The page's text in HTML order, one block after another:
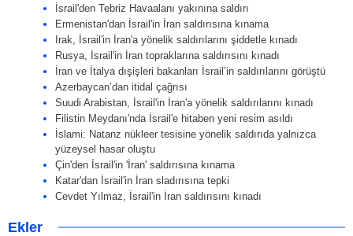
İsrail'den Tebriz Havaalanı yakınına saldırı
Ermenistan'dan İsrail'in İran saldırısına kınama
Irak, İsrail'in İran'a yönelik saldırılarını şiddetle kınadı
Rusya, İsrail'in İran topraklarına saldırısını kınadı
İran ve İtalya dışişleri bakanları İsrail’in saldırılarını görüştü
Azerbaycan’dan itidal çağrısı
Suudi Arabistan, İsrail'in İran'a yönelik saldırılarını kınadı
Filistin Meydanı'nda İsrail'e hitaben yeni resim asıldı
İslami: Natanz nükleer tesisine yönelik saldırıda yalnızca
yüzeysel hasar oluştu
Çin'den İsrail'in 'İran' saldırısına kınama
Katar'dan İsrail'in İran sladırısına tepki
Cevdet Yılmaz, İsrail'in İran saldırısını kınadı
Ekler